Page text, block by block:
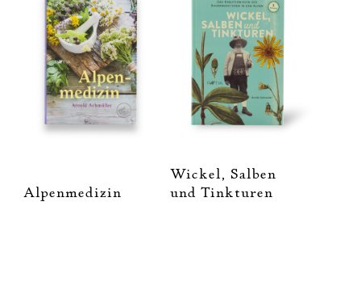
Alpenmedizin
Wickel, Salben
und Tinkturen